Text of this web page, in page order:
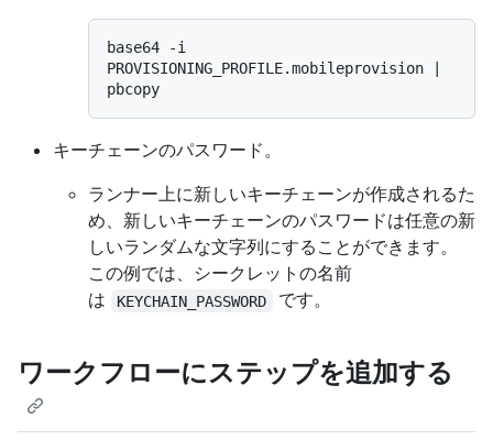
base64 -i
PROVISIONING_PROFILE.mobileprovision |
キーチェーンのパスワード。
ランナー上に新しいキーチェーンが作成されるた
め、新しいキーチェーンのパスワードは任意の新
しいランダムな文字列にすることができます。
この例では、シークレットの名前
は
KEYCHAIN_PASSWORD です。
ワークフローにステップを追加する